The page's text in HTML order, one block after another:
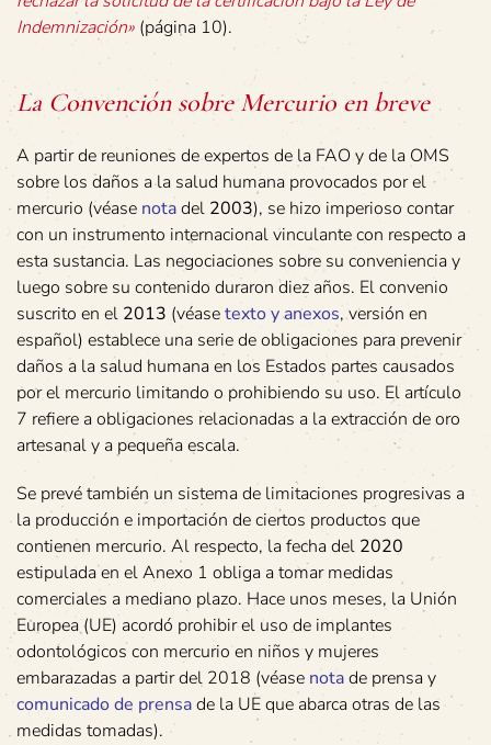
Indemnización» (página 10).
La Convención sobre Mercurio en breve
A partir de reuniones de expertos de la FAO y de la OMS
sobre los daños a la salud humana provocados por el
mercurio (véase notadel 2003), se hizo imperioso contar
con un instrumento internacional vinculante con respecto a
esta sustancia. Las negociaciones sobre su conveniencia y
luego sobre su contenido duraron diez años. El convenio
suscrito en el 2013 (véasetexto y anexos, versión en
español) establece una serie de obligaciones para prevenir
daños a la salud humana en los Estados partes causados
por el mercurio limitando o prohibiendo su uso. El artículo
7 refiere a obligaciones relacionadas a la extracción de oro
artesanal y a pequeña escala.
Se prevé también un sistema de limitaciones progresivas a
la producción e importación de ciertos productos que
contienen mercurio. Al respecto, la fecha del 2020
estipulada en el Anexo 1 obliga a tomar medidas
comerciales a mediano plazo. Hace unos meses, la Unión
Europea (UE) acordó prohibir el uso de implantes
odontológicos con mercurio en niños y mujeres
embarazadas a partir del 2018 (véase notade prensa y
comunicado de prensade la UE que abarca otras de las
medidas tomadas).